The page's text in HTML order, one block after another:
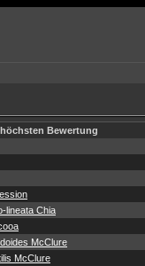
Bewertung
lineata Chia
McClure
McClure